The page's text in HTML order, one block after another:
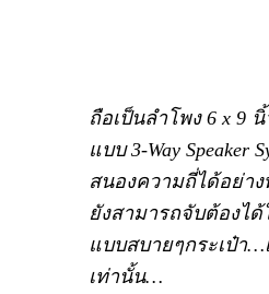
ถือเป็นลำโพง 6 x 9
แบบ 3-Way Speaker
สนองความถี่ได้อย่า
ยังสามารถจับต้องไ
แบบสบายๆกระเป๋า…
เท่านั้น…